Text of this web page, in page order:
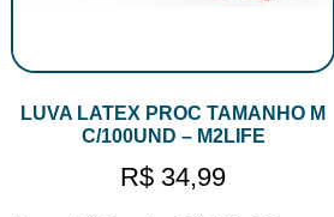
LUVA LATEX PROC TAMANHO M
C/100UND – M2LIFE
R$ 34,99